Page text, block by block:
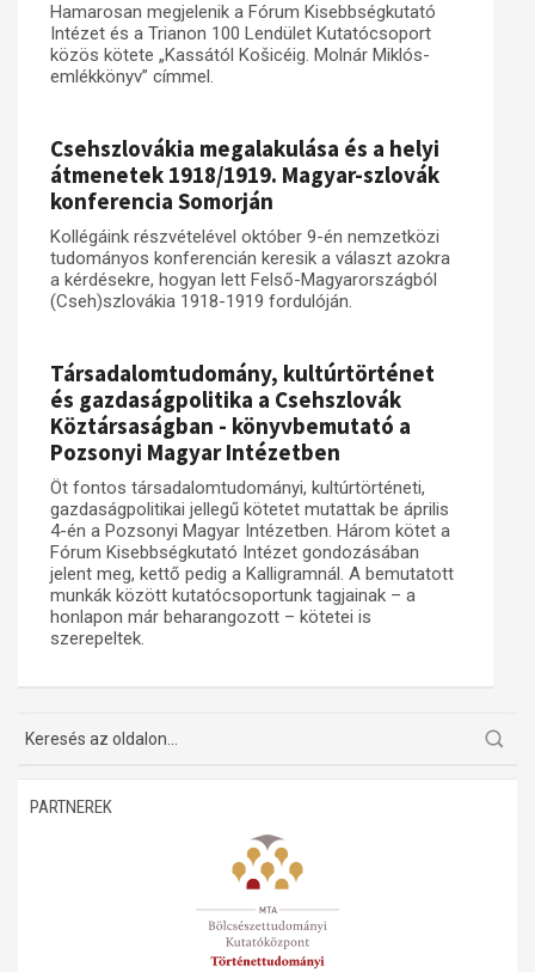
Hamarosan megjelenik a Fórum Kisebbségkutató
Intézet és a Trianon 100 Lendület Kutatócsoport
közös kötete „Kassától Košicéig. Molnár Miklós-
emlékkönyv” címmel.
Csehszlovákia megalakulása és a helyi
átmenetek 1918/1919. Magyar-szlovák
konferencia Somorján
Kollégáink részvételével október 9-én nemzetközi
tudományos konferencián keresik a választ azokra
a kérdésekre, hogyan lett Felső-Magyarországból
(Cseh)szlovákia 1918-1919 fordulóján.
Társadalomtudomány, kultúrtörténet
és gazdaságpolitika a Csehszlovák
Köztársaságban - könyvbemutató a
Pozsonyi Magyar Intézetben
Öt fontos társadalomtudományi, kultúrtörténeti,
gazdaságpolitikai jellegű kötetet mutattak be április
4-én a Pozsonyi Magyar Intézetben. Három kötet a
Fórum Kisebbségkutató Intézet gondozásában
jelent meg, kettő pedig a Kalligramnál. A bemutatott
munkák között kutatócsoportunk tagjainak – a
honlapon már beharangozott – kötetei is
szerepeltek.
PARTNEREK